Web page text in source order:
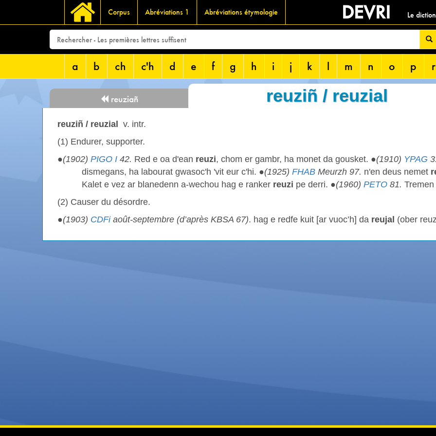
Corpus Abréviations 1 Abréviations étymologie DEVRI Le
a b ch c'h d e f g h i j k l m n o p r
reuziañ reuziñ / reuzial
reuziñ / reuzial
v. intr.
(1) Endurer, supporter.
●(1902) PIGO I 42. Red e oa d'ean reuzi, chom er gambr, ha monet da gousket. ●(1910) YPAG
dismegans, ha labourat gwasoc'h 'vit eur c'hi. ●(1925) FHAB Meurzh 97. n'en deus nemet
Kalet e vez ar blanedenn a-wechou hag e ranker reuzi pe derri. ●(1960) PETO 81.
(2) Causer du désordre.
●(1903) CDFiaoût-septembre (d’après KBSA 67). hag e redfe kuit [ar vuoc’h] da reujal (ober